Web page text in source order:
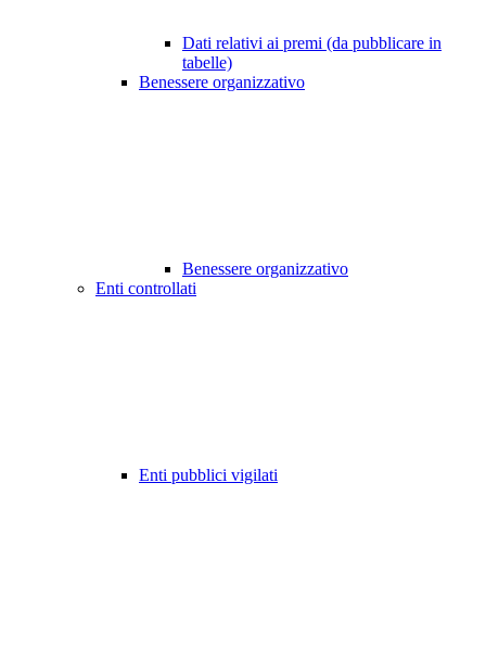
Dati relativi ai premi (da pubblicare in
tabelle)
Benessere organizzativo
Benessere organizzativo
Enti controllati
Enti pubblici vigilati